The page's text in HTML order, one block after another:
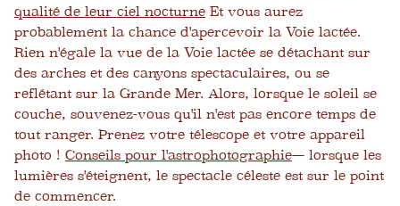
qualité de leur ciel nocturne Et vous aurez
probablement la chance d'apercevoir la Voie lactée.
Rien n'égale la vue de la Voie lactée se détachant sur
des arches et des canyons spectaculaires, ou se
reflétant sur la Grande Mer. Alors, lorsque le soleil se
couche, souvenez-vous qu'il n'est pas encore temps de
tout ranger. Prenez votre télescope et votre appareil
photo ! Conseils pour l'astrophotographie— lorsque les
lumières s'éteignent, le spectacle céleste est sur le point
de commencer.